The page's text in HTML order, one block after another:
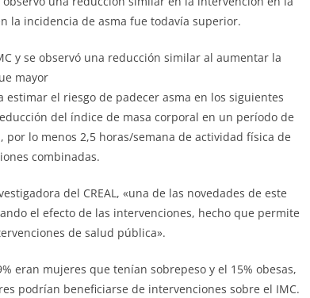
la incidencia de asma fue todavía superior.
y se observó una reducción similar al aumentar la
mayor
el riesgo de padecer asma en los siguientes
del índice de masa corporal en un período de
lo menos 2,5 horas/semana de actividad física de
combinadas.
del CREAL, «una de las novedades de este
el efecto de las intervenciones, hecho que permite
de salud pública».
eran mujeres que tenían sobrepeso y el 15% obesas,
podrían beneficiarse de intervenciones sobre el IMC.